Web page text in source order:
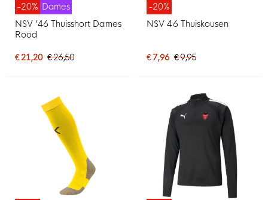
-20% Dames
NSV '46 Thuisshort Dames
Rood
€ 21,20 € 26,50
-20%
NSV 46 Thuiskousen
€ 7,96 € 9,95